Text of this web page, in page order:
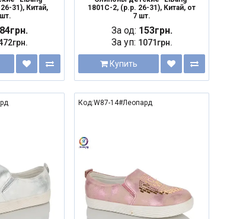
31), Китай,
1801C-2, (р.р. 26-31), Китай, от
7 шт.
За од: 153грн.
За уп: 1071грн.
Купить
Код:W87-14#Леопард